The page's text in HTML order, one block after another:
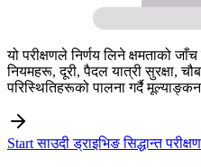
यो परीक्षणले निर्णय लिने क्षमताको
नियमहरू, दूरी, पैदल यात्री सुरक्षा,
परिस्थितिहरूको पालना गर्दै
Start साउदी ड्राइभिङ सिद्धान्त